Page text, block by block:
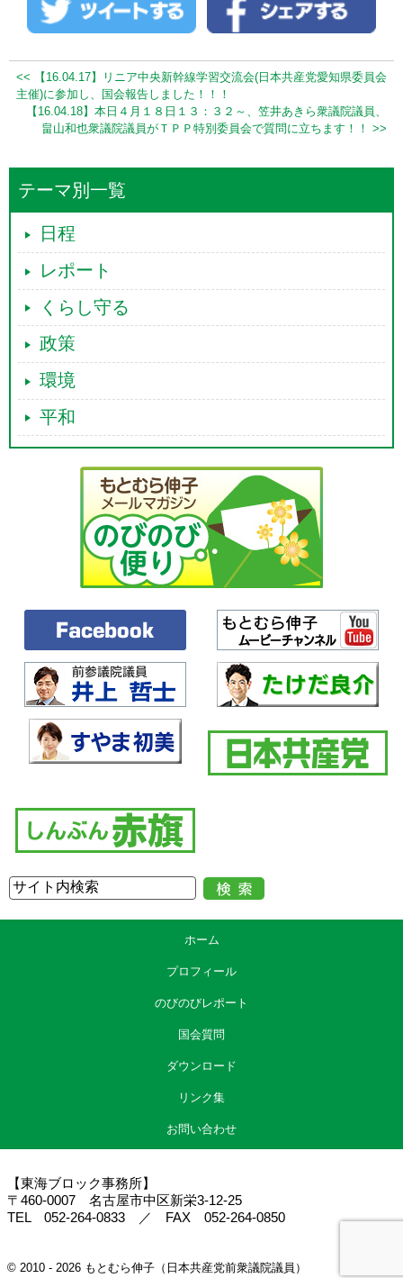
<< 【16.04.17】リニア中央新幹線学習交流会(日本共産党愛知県委員会
主催)に参加し、国会報告しました！！！
【16.04.18】本日４月１８日１３：３２～、笠井あきら衆議院議員、
畠山和也衆議院議員がＴＰＰ特別委員会で質問に立ちます！！ >>
テーマ別一覧
日程
レポート
くらし守る
政策
環境
平和
ホーム
プロフィール
のびのびレポート
国会質問
ダウンロード
リンク集
お問い合わせ
【東海ブロック事務所】
〒460-0007 名古屋市中区新栄3-12-25
TEL 052-264-0833 ／ FAX 052-264-0850
© 2010 - 2026 もとむら伸子（日本共産党前衆議院議員）